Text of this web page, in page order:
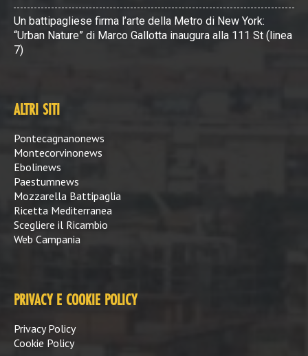
Un battipagliese firma l’arte della Metro di New York:
“Urban Nature” di Marco Gallotta inaugura alla 111 St (linea
7)
ALTRI SITI
Pontecagnanonews
Montecorvinonews
Ebolinews
Paestumnews
Mozzarella Battipaglia
Ricetta Mediterranea
Scegliere il Ricambio
Web Campania
PRIVACY E COOKIE POLICY
Privacy Policy
Cookie Policy